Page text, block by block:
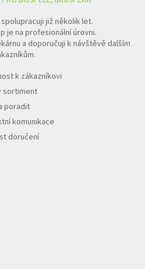
spolupracuji již několik let.
je na profesionální úrovni.
a doporučuji k návštěvě dalším
k zákazníkovi
sortiment
poradit
komunikace
doručení